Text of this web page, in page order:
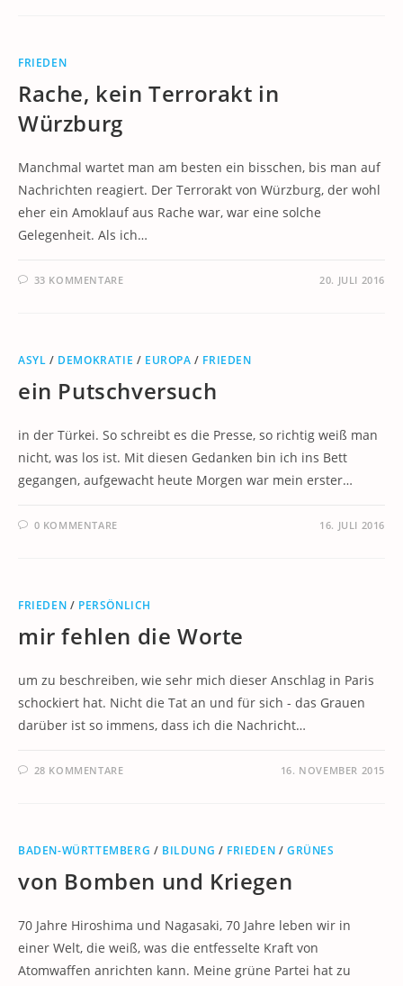
FRIEDEN
Rache, kein Terrorakt in
Würzburg
Manchmal wartet man am besten ein bisschen, bis man auf
Nachrichten reagiert. Der Terrorakt von Würzburg, der wohl
eher ein Amoklauf aus Rache war, war eine solche
Gelegenheit. Als ich…
33 KOMMENTARE 20. JULI 2016
ASYL / DEMOKRATIE / EUROPA / FRIEDEN
ein Putschversuch
in der Türkei. So schreibt es die Presse, so richtig weiß man
nicht, was los ist. Mit diesen Gedanken bin ich ins Bett
gegangen, aufgewacht heute Morgen war mein erster…
0 KOMMENTARE 16. JULI 2016
FRIEDEN / PERSÖNLICH
mir fehlen die Worte
um zu beschreiben, wie sehr mich dieser Anschlag in Paris
schockiert hat. Nicht die Tat an und für sich - das Grauen
darüber ist so immens, dass ich die Nachricht…
28 KOMMENTARE 16. NOVEMBER 2015
BADEN-WÜRTTEMBERG / BILDUNG / FRIEDEN /GRÜNES
von Bomben und Kriegen
70 Jahre Hiroshima und Nagasaki, 70 Jahre leben wir in
einer Welt, die weiß, was die entfesselte Kraft von
Atomwaffen anrichten kann. Meine grüne Partei hat zu